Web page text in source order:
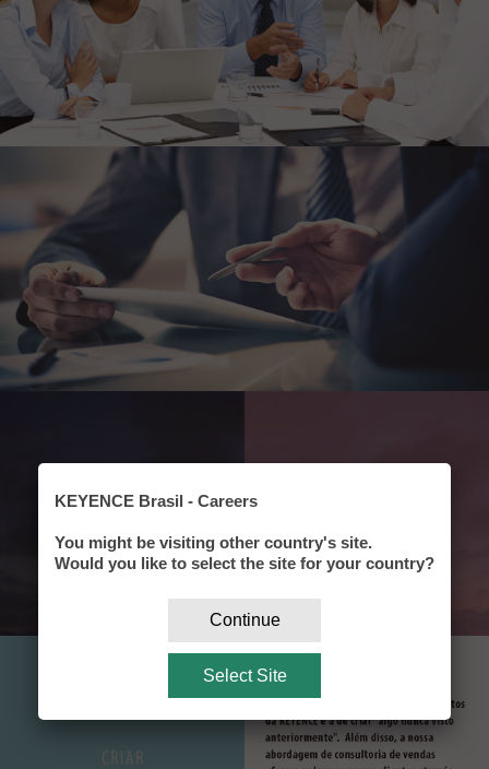
KEYENCE Brasil - Careers
You might be visiting other country's site.
Would you like to select the site for your country?
Continue
Select Site